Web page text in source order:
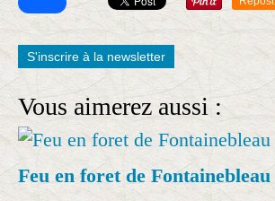
S'inscrire à la newsletter
Vous aimerez aussi :
Feu en foret de Fontainebleau